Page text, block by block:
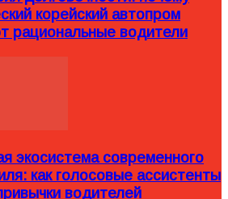
корейский автопром
рациональные водители
экосистема современного
как голосовые ассистенты
водителей